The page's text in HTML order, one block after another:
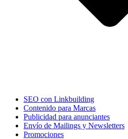
SEO con Linkbuilding
Contenido para Marcas
Publicidad para anunciantes
Envío de Mailings y Newsletters
Promociones